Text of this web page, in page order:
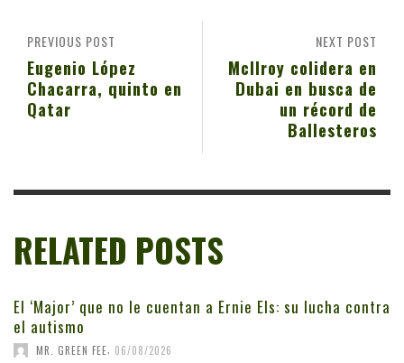
NEXT POST
McIlroy colidera en
Dubai en busca de
un récord de
Ballesteros
PREVIOUS POST
Eugenio López
Chacarra, quinto en
Qatar
RELATED POSTS
El ‘Major’ que no le cuentan a Ernie Els: su lucha contra
el autismo
MR. GREEN FEE, 06/08/2026